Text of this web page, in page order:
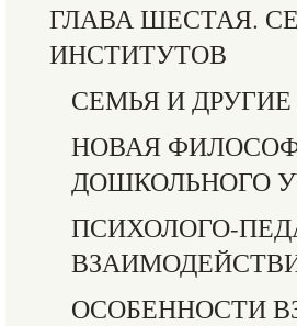
ГЛАВА ШЕСТАЯ.
ИНСТИТУТОВ
СЕМЬЯ И
НОВАЯ
ДОШКОЛЬНОГО
ПСИХОЛОГО-
ОСОБЕННОСТИ